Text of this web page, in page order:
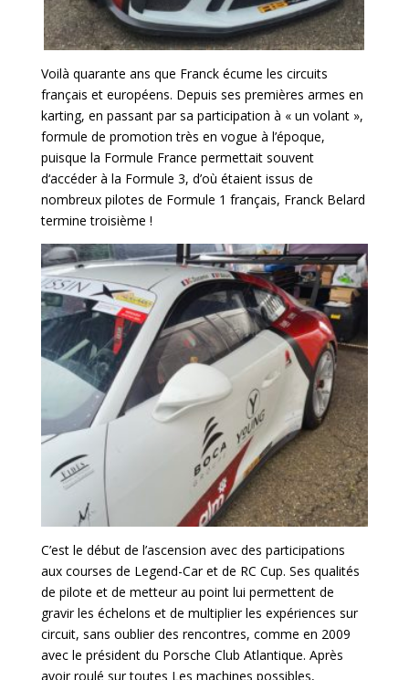
Voilà quarante ans que Franck écume les circuits
français et européens. Depuis ses premières armes en
karting, en passant par sa participation à « un volant »,
formule de promotion très en vogue à l’époque,
puisque la Formule France permettait souvent
d‘accéder à la Formule 3, d’où étaient issus de
nombreux pilotes de Formule 1 français, Franck Belard
termine troisième !
C’est le début de l’ascension avec des participations
aux courses de Legend-Car et de RC Cup. Ses qualités
de pilote et de metteur au point lui permettent de
gravir les échelons et de multiplier les expériences sur
circuit, sans oublier des rencontres, comme en 2009
avec le président du Porsche Club Atlantique. Après
avoir roulé sur toutes Les machines possibles,